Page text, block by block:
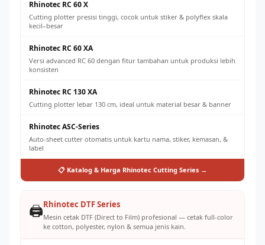
Rhinotec RC 60 X
Cutting plotter presisi tinggi, cocok untuk stiker & polyflex skala
kecil–besar
Rhinotec RC 60 XA
Versi advanced RC 60 dengan fitur tambahan untuk produksi lebih
konsisten
Rhinotec RC 130 XA
Cutting plotter lebar 130 cm, ideal untuk material besar & banner
Rhinotec ASC-Series
Auto-sheet cutter otomatis untuk kartu nama, stiker, kemasan, &
label
📋 Katalog & Harga Rhinotec Cutting Series →
🖨️Rhinotec DTF Series
Mesin cetak DTF (Direct to Film) profesional — cetak full-color
ke cotton, polyester, nylon & semua jenis kain.